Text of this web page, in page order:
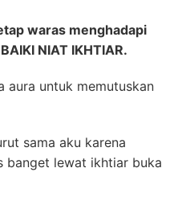
waras menghadapi
NIAT IKHTIAR.
aura untuk memutuskan
sama aku karena
banget lewat ikhtiar buka